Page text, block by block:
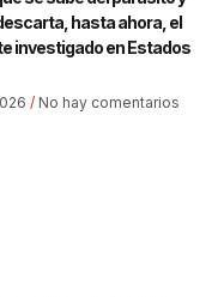
hasta ahora, el
investigado en Estados
No hay comentarios